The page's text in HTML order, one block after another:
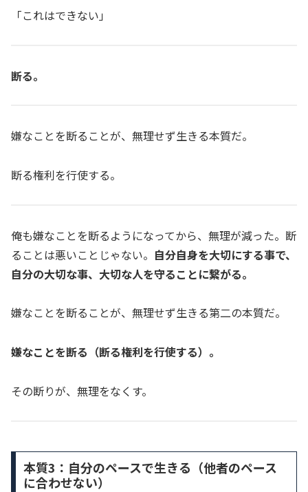
「これはできない」
断る。
嫌なことを断ることが、無理せず生きる本質だ。
断る権利を行使する。
俺も嫌なことを断るようになってから、無理が減った。断
ることは悪いことじゃない。 自分自身を大切にする事で、
自分の大切な事、大切な人を守ることに繋がる。
嫌なことを断ることが、無理せず生きる第二の本質だ。
嫌なことを断る（断る権利を行使する）。
その断りが、無理をなくす。
本質3：自分のペースで生きる（他者のペース
に合わせない）